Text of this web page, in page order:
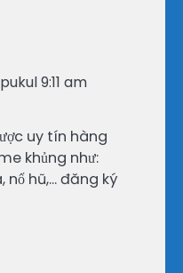
9:11 am
uy tín hàng
khủng như:
nổ hũ,… đăng ký